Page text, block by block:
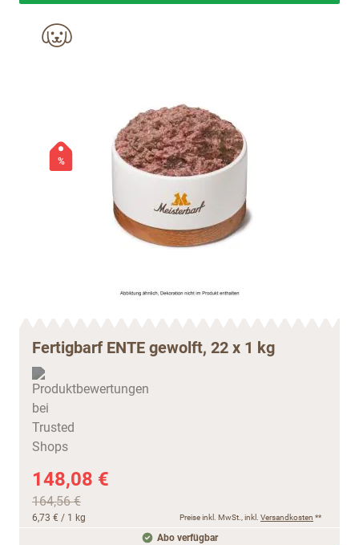
%
Fertigbarf ENTE gewolft, 22 x 1 kg
148,08 €
164,56 €
6,73 € / 1 kg Preise inkl. MwSt., inkl. Versandkosten **
Abo verfügbar